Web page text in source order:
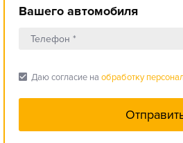
Вашего автомобиля
check_box Даю согласие на обработку